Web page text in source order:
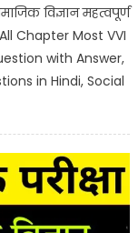
विज्ञान महत्वपूर्ण
Chapter Most VVI
with Answer,
in Hindi, Social